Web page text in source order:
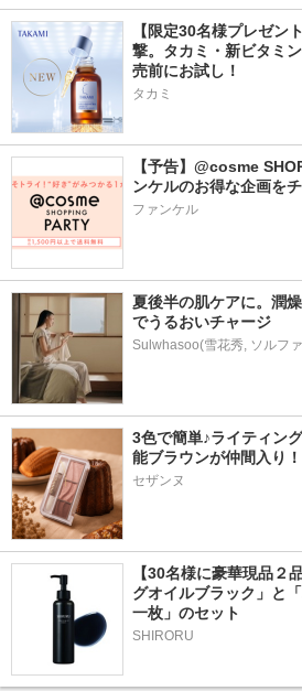
【限定30名様プレゼン
撃。タカミ・新ビタミ
売前にお試し！
タカミ
【予告】@cosme
ンケルのお得な企画を
ファンケル
夏後半の肌ケアに。潤
でうるおいチャージ
Sulwhasoo(雪花秀, ソルフ
3色で簡単♪ライティン
能ブラウンが仲間入り！
セザンヌ
【30名様に豪華現品２
グオイルブラック」と
一枚」のセット
SHIRORU